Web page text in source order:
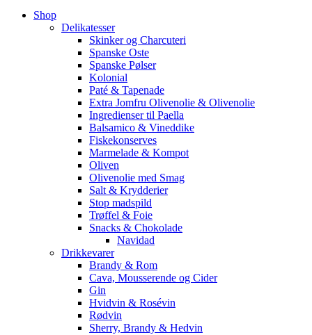
Shop
Delikatesser
Skinker og Charcuteri
Spanske Oste
Spanske Pølser
Kolonial
Paté & Tapenade
Extra Jomfru Olivenolie & Olivenolie
Ingredienser til Paella
Balsamico & Vineddike
Fiskekonserves
Marmelade & Kompot
Oliven
Olivenolie med Smag
Salt & Krydderier
Stop madspild
Trøffel & Foie
Snacks & Chokolade
Navidad
Drikkevarer
Brandy & Rom
Cava, Mousserende og Cider
Gin
Hvidvin & Rosévin
Rødvin
Sherry, Brandy & Hedvin